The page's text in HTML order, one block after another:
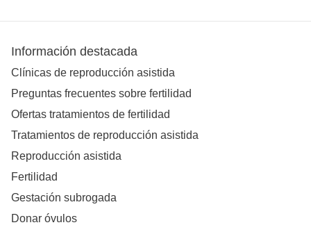
Información destacada
Clínicas de reproducción asistida
Preguntas frecuentes sobre fertilidad
Ofertas tratamientos de fertilidad
Tratamientos de reproducción asistida
Reproducción asistida
Fertilidad
Gestación subrogada
Donar óvulos